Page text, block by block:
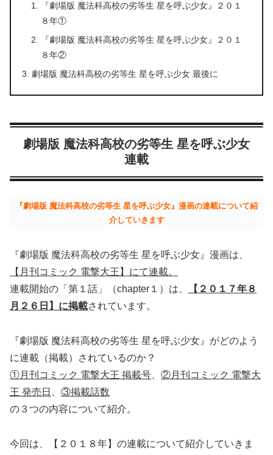
『劇場版 魔法科高校の劣等生 星を呼ぶ少女』２０１
８年①
『劇場版 魔法科高校の劣等生 星を呼ぶ少女』２０１
８年②
劇場版 魔法科高校の劣等生 星を呼ぶ少女 最後に
劇場版 魔法科高校の劣等生 星を呼ぶ少女
連載
『劇場版 魔法科高校の劣等生 星を呼ぶ少女』漫画の連載について紹
介していきます
『劇場版 魔法科高校の劣等生 星を呼ぶ少女』漫画は、
【月刊コミック 電撃大王】にて連載。
連載開始の「第１話」（chapter１）は、
【２０１７年８
月２６日】に掲載されています。
『劇場版 魔法科高校の劣等生 星を呼ぶ少女』がどのよう
に連載（掲載）されているのか？
①月刊コミック 電撃大王 掲載号
②月刊コミック 電撃大
王 発売日
③掲載話数
の３つの内容について紹介。
今回は、【２０１８年】の連載について紹介していきま